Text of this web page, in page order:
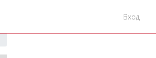
Вход